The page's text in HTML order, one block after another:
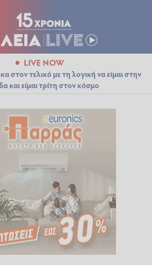
LIVE NOW
στον τελικό με τη λογική να είμαι στην
και είμαι τρίτη στον κόσμο